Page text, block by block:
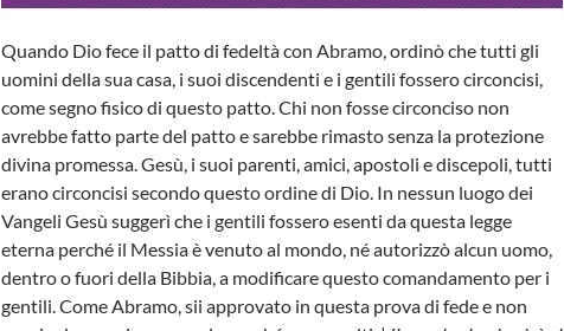
Quando Dio fece il patto di fedeltà con Abramo, ordinò che tutti gli
uomini della sua casa, i suoi discendenti e i gentili fossero circoncisi,
come segno fisico di questo patto. Chi non fosse circonciso non
avrebbe fatto parte del patto e sarebbe rimasto senza la protezione
divina promessa. Gesù, i suoi parenti, amici, apostoli e discepoli, tutti
erano circoncisi secondo questo ordine di Dio. In nessun luogo dei
Vangeli Gesù suggerì che i gentili fossero esenti da questa legge
eterna perché il Messia è venuto al mondo, né autorizzò alcun uomo,
dentro o fuori della Bibbia, a modificare questo comandamento per i
gentili. Come Abramo, sii approvato in questa prova di fede e non